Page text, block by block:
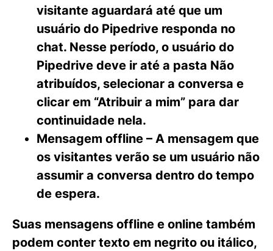
visitante aguardará até que um
usuário do Pipedrive responda no
chat. Nesse período, o usuário do
Pipedrive deve ir até a pasta Não
atribuídos, selecionar a conversa e
clicar em “Atribuir a mim” para dar
continuidade nela.
Mensagem offline – A mensagem que
os visitantes verão se um usuário não
assumir a conversa dentro do tempo
de espera.
Suas mensagens offline e online também
podem conter texto em negrito ou itálico,